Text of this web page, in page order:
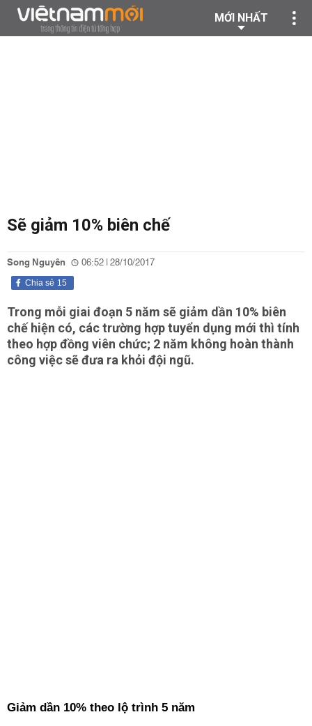
MỚI NHẤT
Sẽ giảm 10% biên chế
Song Nguyên 06:52 | 28/10/2017
15
Chia sẻ
Trong mỗi giai đoạn 5 năm sẽ giảm dần 10% biên
chế hiện có, các trường hợp tuyển dụng mới thì tính
theo hợp đồng viên chức; 2 năm không hoàn thành
công việc sẽ đưa ra khỏi đội ngũ.
Giảm dần 10% theo lộ trình 5 năm